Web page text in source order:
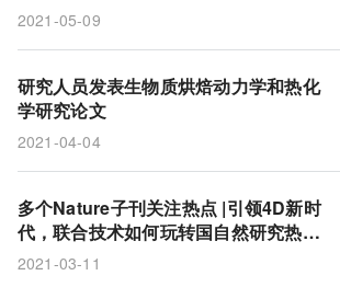
2021-05-09
研究人员发表生物质烘焙动力学和热化
学研究论文
2021-04-04
多个Nature子刊关注热点 |引领4D新时
代，联合技术如何玩转国自然研究热
点？
2021-03-11